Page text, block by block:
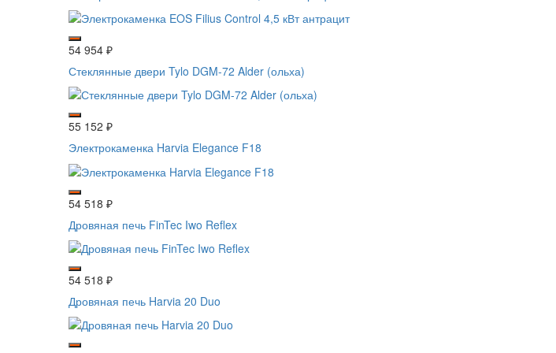
54 954 ₽
Стеклянные двери Tylo DGM-72 Alder (ольха)
55 152 ₽
Электрокаменка Harvia Elegance F18
54 518 ₽
Дровяная печь FinTec Iwo Reflex
54 518 ₽
Дровяная печь Harvia 20 Duo